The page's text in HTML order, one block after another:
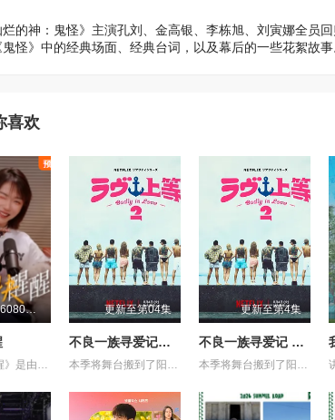
烂的神：鬼怪》主演孔刘、金高银、李栋旭、刘寅娜全员
怪》中的经典场面、经典台词，以及幕后的一些花絮故事
喜欢
更新至20260805第1期加更
《姐姐快醒醒》是由刘恋主理的一档女性向视频播客节目，每期邀请一位有故事女性嘉宾来到刘恋家中，展开轻松、真实的朋友式对谈。节目围绕成长、关系、职场、情绪与人生选择等话题，呈现不同女性在聚光灯之外鲜活、有共鸣的一面。
更新至第04集
不良一族寻爱记第二季
本季将舞台搬到了阳光明媚的冲绳，来自日本各地的暴走族与不良男女齐聚新学校。他们将带着各自复杂的过去在海边展开共同生活，不仅直面碰撞的火花与羁绊，也在真挚的恋爱中寻求“人生重启”的蜕变。
更新至第4集
不良一族寻爱记 第二季
本季将舞台搬到了阳光明媚的冲绳，来自日本各地的暴走族与不良男女齐聚新学校。他们将带着各自复杂的过去在海边展开共同生活，不仅直面碰撞的火花与羁绊，也在真挚的恋爱中寻求“人生重启”的蜕变。